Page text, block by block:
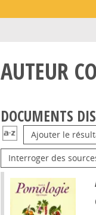
AUTEUR
DOCUMENTS
Ajouter le
Interroger des